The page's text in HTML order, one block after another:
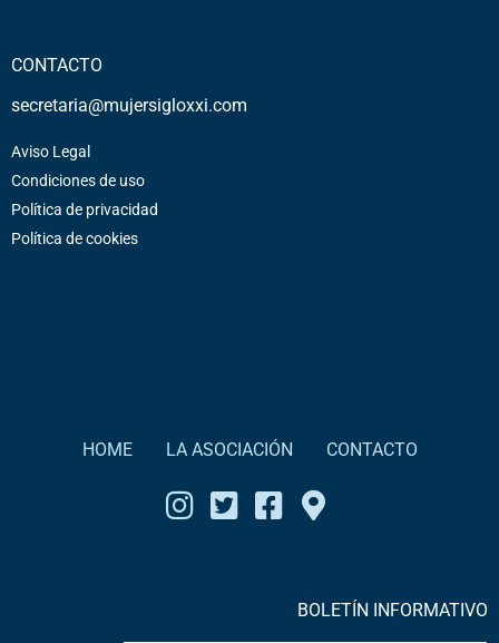
CONTACTO
secretaria@mujersigloxxi.com
Aviso Legal
Condiciones de uso
Política de privacidad
Política de cookies
HOME LA ASOCIACIÓN CONTACTO
BOLETÍN INFORMATIVO